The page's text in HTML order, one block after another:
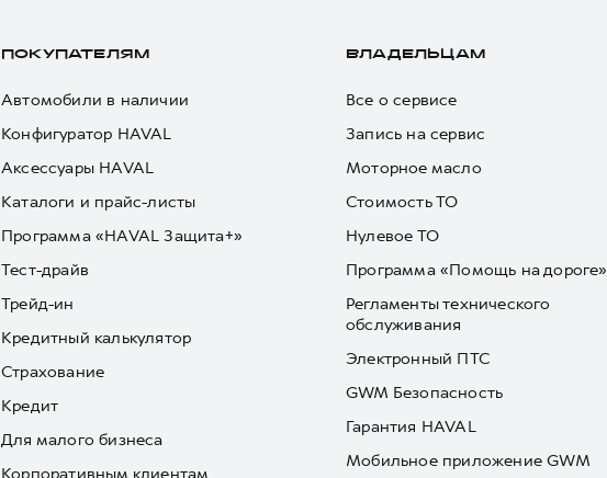
ПОКУПАТЕЛЯМ
Автомобили в наличии
Конфигуратор HAVAL
Аксессуары HAVAL
Каталоги и прайс-листы
Программа «HAVAL Защита+»
Тест-драйв
Трейд-ин
Кредитный калькулятор
Страхование
Кредит
Для малого бизнеса
Корпоративным клиентам
ВЛАДЕЛЬЦАМ
Все о сервисе
Запись на сервис
Моторное масло
Стоимость ТО
Нулевое ТО
Программа «Помощь на дороге»
Регламенты технического
обслуживания
Электронный ПТС
GWM Безопасность
Гарантия HAVAL
Мобильное приложение GWM